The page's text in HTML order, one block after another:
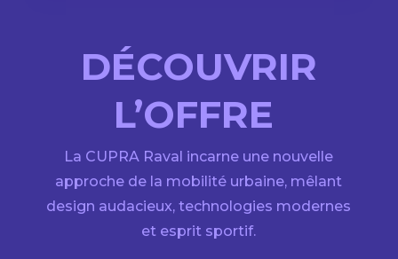
DÉCOUVRIR
L’OFFRE
La CUPRA Raval incarne une nouvelle
approche de la mobilité urbaine, mêlant
design audacieux, technologies modernes
et esprit sportif.